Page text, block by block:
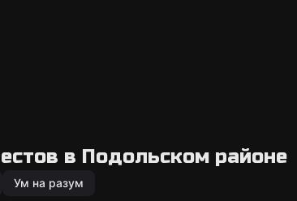
в Подольском районе
Ум на разум